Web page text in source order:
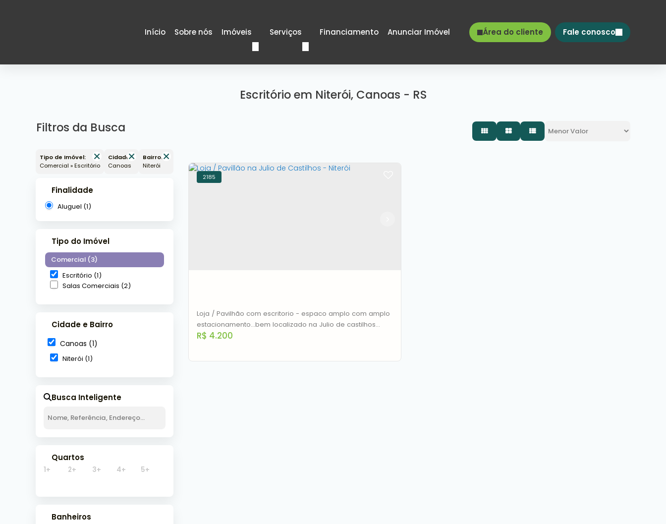
Fale conosco
Área do cliente
Anunciar Imóvel
Financiamento
Serviços
Imóveis
Sobre nós
Início
Escritório em Niterói, Canoas - RS
Filtros da Busca
Tipo de Imóvel:
Comercial » Escritório
Cidade:
Canoas
Bairro:
Niterói
Finalidade
Aluguel (1)
Tipo do Imóvel
Comercial (3)
Escritório (1)
Salas Comerciais (2)
Cidade e Bairro
Canoas (1)
Niterói (1)
Busca Inteligente
Quartos
1+ 2+ 3+ 4+ 5+
Banheiros
2185
R$ 4.200
Loja / Pavilhão com escritorio - espaco amplo com amplo
estacionamento...bem localizado na Julio de castilhos...